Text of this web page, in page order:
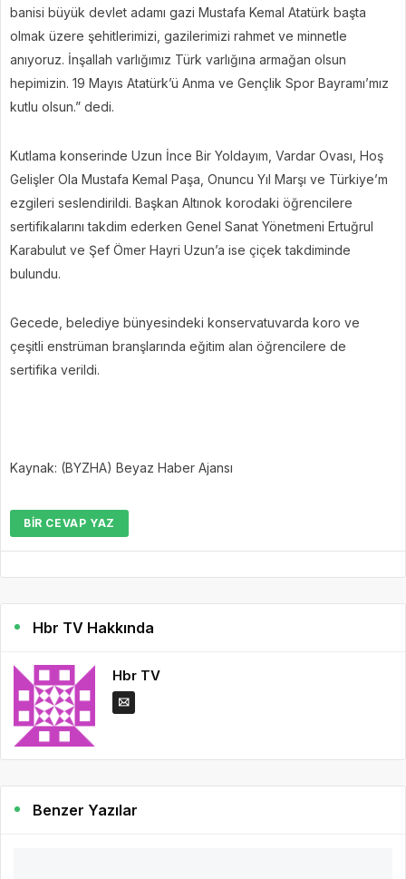
banisi büyük devlet adamı gazi Mustafa Kemal Atatürk başta
olmak üzere şehitlerimizi, gazilerimizi rahmet ve minnetle
anıyoruz. İnşallah varlığımız Türk varlığına armağan olsun
hepimizin. 19 Mayıs Atatürk’ü Anma ve Gençlik Spor Bayramı’mız
kutlu olsun.” dedi.
Kutlama konserinde Uzun İnce Bir Yoldayım, Vardar Ovası, Hoş
Gelişler Ola Mustafa Kemal Paşa, Onuncu Yıl Marşı ve Türkiye’m
ezgileri seslendirildi. Başkan Altınok korodaki öğrencilere
sertifikalarını takdim ederken Genel Sanat Yönetmeni Ertuğrul
Karabulut ve Şef Ömer Hayri Uzun’a ise çiçek takdiminde
bulundu.
Gecede, belediye bünyesindeki konservatuvarda koro ve
çeşitli enstrüman branşlarında eğitim alan öğrencilere de
sertifika verildi.
Kaynak: (BYZHA) Beyaz Haber Ajansı
BIR CEVAP YAZ
Hbr TV Hakkında
Hbr TV
Benzer Yazılar